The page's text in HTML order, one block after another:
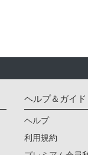
ヘルプ＆ガイド
ヘルプ
利用規約